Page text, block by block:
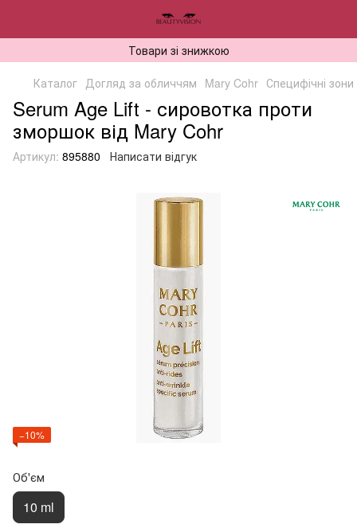
Товари зі знижкою
Каталог Догляд за обличчям Mary Cohr Специфічні зони
Serum Age Lift - сировотка проти
зморшок від Mary Cohr
Артикул: 895880 Написати відгук
−10%
Об'єм
10 ml